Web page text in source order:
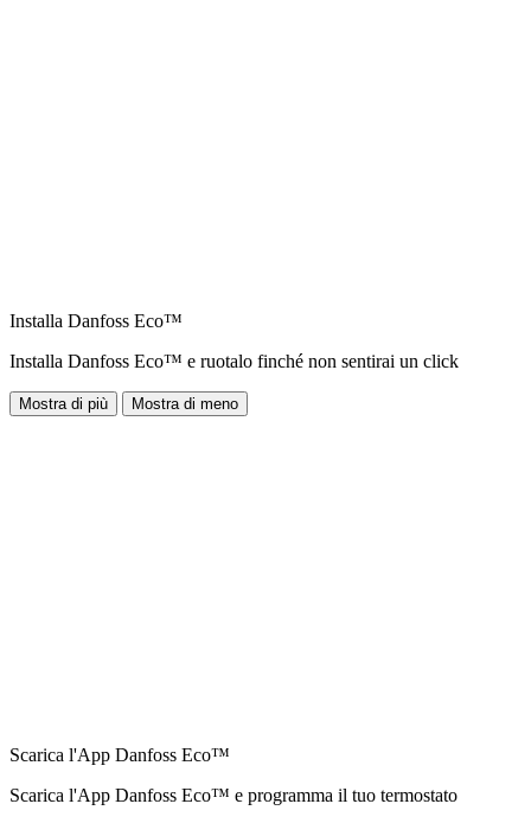
Installa Danfoss Eco™
Installa Danfoss Eco™ e ruotalo finché non sentirai un click
Mostra di più Mostra di meno
Scarica l'App Danfoss Eco™
Scarica l'App Danfoss Eco™ e programma il tuo termostato